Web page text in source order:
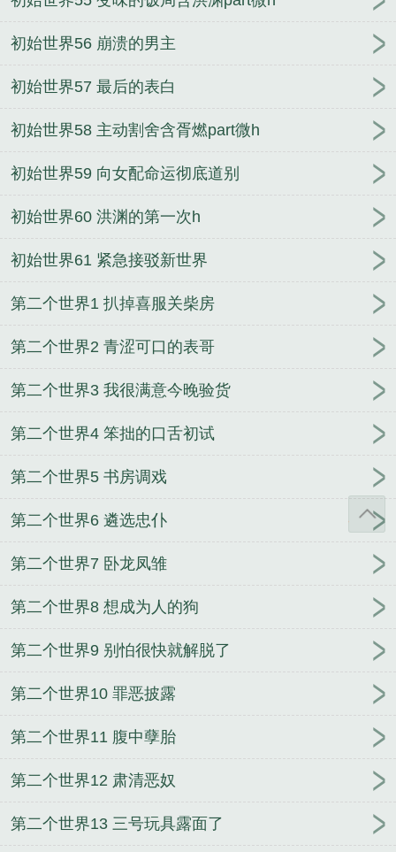
初始世界56 崩溃的男主
初始世界57 最后的表白
初始世界58 主动割舍含胥燃part微h
初始世界59 向女配命运彻底道别
初始世界60 洪渊的第一次h
初始世界61 紧急接驳新世界
第二个世界1 扒掉喜服关柴房
第二个世界2 青涩可口的表哥
第二个世界3 我很满意今晚验货
第二个世界4 笨拙的口舌初试
第二个世界5 书房调戏
第二个世界6 遴选忠仆
第二个世界7 卧龙凤雏
第二个世界8 想成为人的狗
第二个世界9 别怕很快就解脱了
第二个世界10 罪恶披露
第二个世界11 腹中孽胎
第二个世界12 肃清恶奴
第二个世界13 三号玩具露面了